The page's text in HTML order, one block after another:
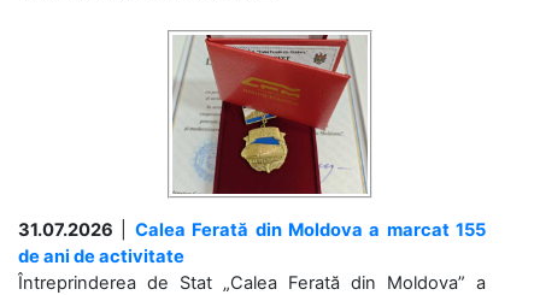
31.07.2026
Calea Ferată din Moldova a marcat 155
de ani de activitate
Întreprinderea de Stat „Calea Ferată din Moldova” a